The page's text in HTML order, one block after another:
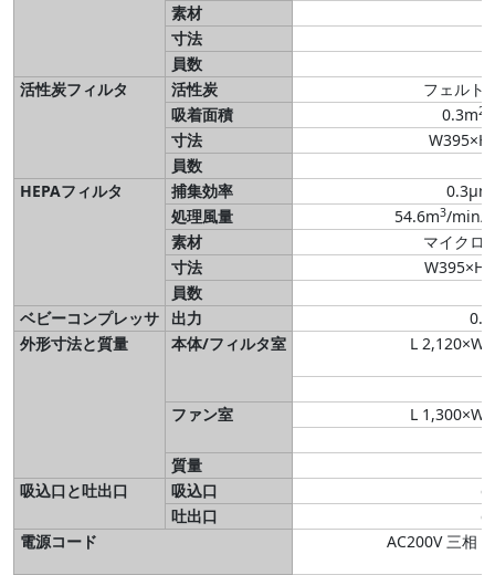
素材
寸法
員数
活性炭フィルタ
活性炭
フェルト
吸着面積
0.3m2
寸法
員数
HEPAフィルタ
捕集効率
処理風量
54.6m3/min/
素材
マイクロ
寸法
員数
ベビーコンプレッサ
出力
外形寸法と質量
本体/フィルタ室 L 2,120×W
ファン室
L 1,300×W
質量
吸込口と吐出口
吸込口
吐出口
電源コード
AC200V 三相